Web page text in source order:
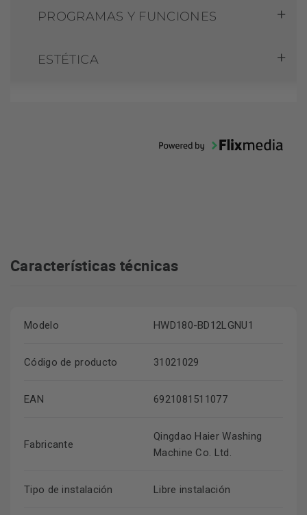
PROGRAMAS Y FUNCIONES
ESTÉTICA
Características técnicas
Modelo HWD180-BD12LGNU1
Código de producto 31021029
EAN 6921081511077
Fabricante
Qingdao Haier Washing
Machine Co. Ltd.
Tipo de instalación Libre instalación